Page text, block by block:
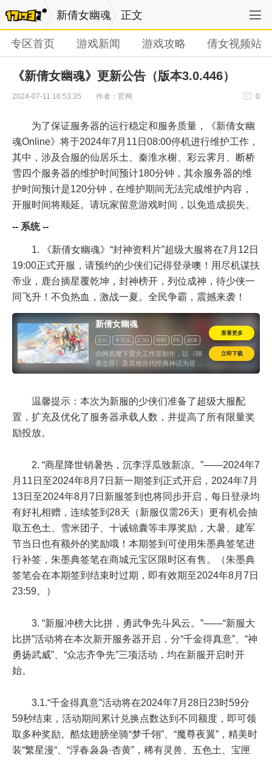
新倩女幽魂 正文
专区首页 游戏新闻 游戏攻略 倩女视频站
《新倩女幽魂》更新公告（版本3.0.446）
2024-07-11 16:53:35 作者：官网 0
为了保证服务器的运行稳定和服务质量，《新倩女幽
魂Online》将于2024年7月11日08:00停机进行维护工作，
其中，涉及合服的仙居乐土、秦淮水榭、彩云霁月、断桥
雪 四个服务器的维护时间预计180分钟 ，其余服务器的维
护时间预计是120分钟 ，在维护期间无法完成维护内容，
开服时间将顺延。请玩家留意游戏时间，以免造成损失。
-- 系统 --
1. 《新倩女幽魂》“封神资料片”超级大服将在7月12日
19:00正式开服，请预约的少侠们记得登录噢！用尽机谋扶
帝业，鹿台摘星覆乾坤，封神榜开，列位成神，待少侠一
同飞升！不负热血，激战一夏。全民争霸，震撼来袭！
新倩女幽魂
玄幻 半写实 2.5D 即时 PK
副本
免费
怀旧
由网易麾下雷火工作室制作，以《聊
斋志异》及其他古代经典神话为背景
的2.5D即时制仙侠网游《倩女幽魂
查看更多
立即下载
温馨提示：本次为新服的少侠们准备了超级大服配
置，扩充及优化了服务器承载人数，并提高了所有限量奖
励投放。
2. “商星降世销暑热，沉李浮瓜致新凉。”——2024年7
月11日至2024年8月7日 新一期签到正式开启， 2024年7月
13日至2024年8月7日 新服签到也将同步开启，每日登录均
有好礼相赠，连续签到28天（新服仅需26天）更有机会抽
取五色土、雪米团子、十诫锦囊等丰厚奖励，大暑、建军
节当日也有额外的奖励哦！本期签到可使用朱墨典签笔进
行补签，朱墨典签笔在商城元宝区限时区有售。（朱墨典
签笔会在本期签到结束时过期，即有效期至2024年8月7日
23:59。）
3. “新服冲榜大比拼，勇武争先斗风云。”——“新服大
比拼”活动将在本次新开服务器开启，分“千金得真意”、“神
勇扬武威”、“众志齐争先”三项活动，均在新服开启时开
始。
3.1.“千金得真意”活动将在2024年7月28日23时59分
59秒结束，活动期间累计兑换点数达到不同额度，即可领
取多种奖励。酷炫翅膀坐骑“梦千翎”、“魔尊夜翼”，精美时
装“繁星漫“、“浮春袅袅·杏黄”，稀有灵兽、五色土、宝匣